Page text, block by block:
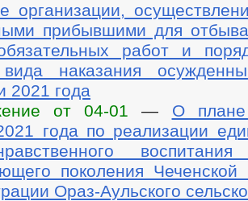
организации,
прибывшими для
работ и
вида наказания
2021 года
от 04-01 — О
года по реализации
нравственного
поколения Чеченской
Ораз-Аульского